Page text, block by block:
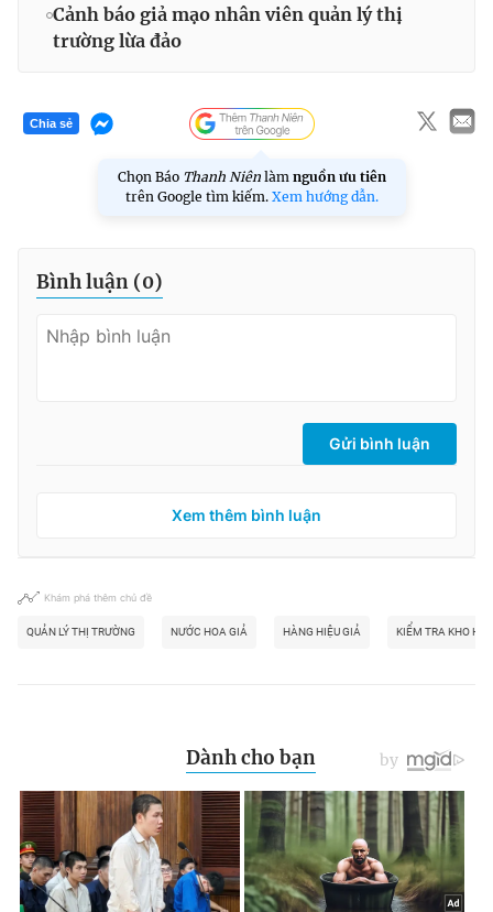
Cảnh báo giả mạo nhân viên quản lý thị
trường lừa đảo
Chia sẻ
Chọn Báo Thanh Niên làm nguồn ưu tiên
trên Google tìm kiếm. Xem hướng dẫn.
Bình luận (0)
Gửi bình luận
Xem thêm bình luận
Khám phá thêm chủ đề
QUẢN LÝ THỊ TRƯỜNG NƯỚC HOA GIẢ HÀNG HIỆU GIẢ KIỂM TRA KHO